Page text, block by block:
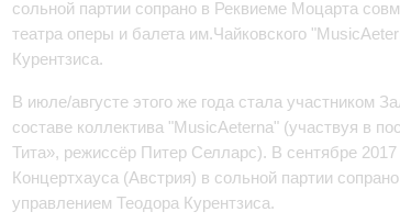
сольной партии сопрано в Реквиеме Моцарта
театра оперы и балета им.Чайковского
Курентзиса.
В июле/августе этого же года стала участником
составе коллектива "MusicAeterna" (участвуя в
Тита», режиссёр Питер Селларс). В сентябре
Концертхауса (Австрия) в сольной партии
управлением Теодора Курентзиса.